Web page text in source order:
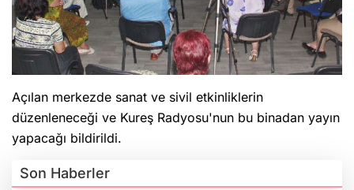
Açılan merkezde sanat ve sivil etkinliklerin
düzenleneceği ve Kureş Radyosu'nun bu binadan yayın
yapacağı bildirildi.
Son Haberler